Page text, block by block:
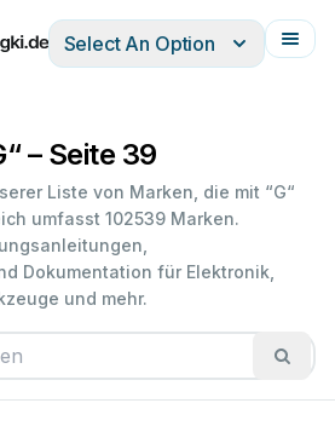
ItalianoFrançais
Select An Option
– Seite 39
Liste von Marken, die mit “G“
umfasst 102539 Marken.
Dokumentation für Elektronik,
und mehr.